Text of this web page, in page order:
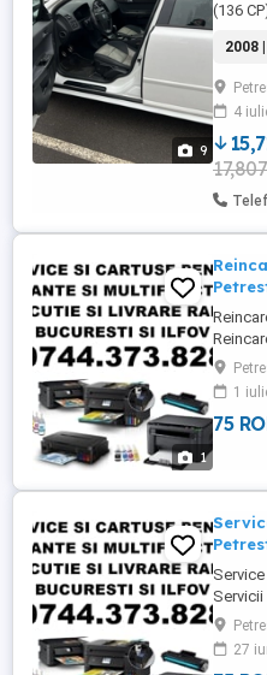
9
(136
față
(reali)
R-
Jante
2008
4
1
1
75
rapida
27